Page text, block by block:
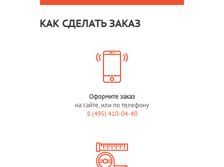
КАК СДЕЛАТЬ ЗАКАЗ
Оформите заказ
на сайте, или по телефону
8 (495) 410-04-40